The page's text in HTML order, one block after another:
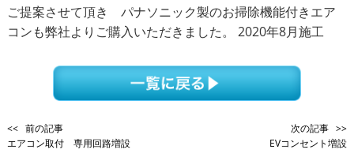
ご提案させて頂き パナソニック製のお掃除機能付きエア
コンも弊社よりご購入いただきました。 2020年8月施工
<< 前の記事
エアコン取付 専用回路増設
次の記事 >>
EVコンセント増設